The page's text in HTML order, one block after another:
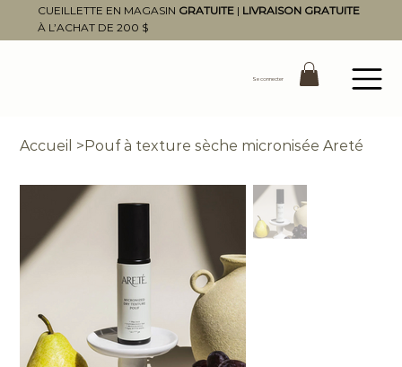
Se connecter
CUEILLETTE EN MAGASIN GRATUITE| LIVRAISON GRATUITE
À L’ACHAT DE 200 $
Accueil >Pouf à texture sèche micronisée Areté